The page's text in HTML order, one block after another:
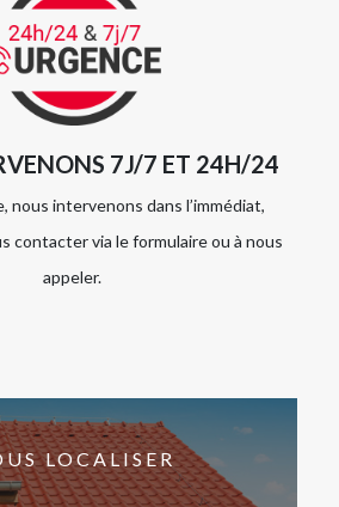
7J/7 ET 24H/24
nous intervenons dans l’immédiat,
contacter via le formulaire ou à nous
appeler.
LOCALISER